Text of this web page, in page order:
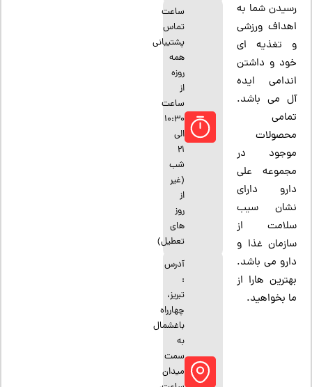
رسیدن شما به
اهداف ورزشی
و تغذیه ای
خود و داشتن
اندامی ایده
آل می باشد.
تمامی
محصولات
موجود در
مجموعه علی
دارو دارای
نشان سیب
سلامت از
سازمان غذا و
دارو می باشد.
بهترین هارا از
ما بخواهید.
ساعت
تماس
پشتیبانی
همه
روزه
از
ساعت
10:30
الی
21
شب
(غیر
از
روز
های
تعطیل)
آدرس
:
تبریز،
چهارراه
باغشمال
به
سمت
میدان